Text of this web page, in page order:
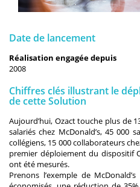
Date de lancement
Réalisation engagée depuis
2008
Chiffres clés illustrant le
de cette Solution
Aujourd’hui, Ozact touche plus de
salariés chez McDonald’s, 45 000
collégiens, 15 000 collaborateurs
premier déploiement du dispositif
ont été mesurés.
Prenons l’exemple de